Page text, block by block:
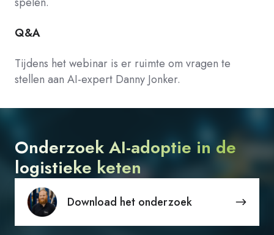
Q&A
Tijdens het webinar is er ruimte om vragen te
stellen aan AI-expert Danny Jonker.
Onderzoek AI-adoptie in de
logistieke keten
Download het onderzoek
Download
het
onderzoek